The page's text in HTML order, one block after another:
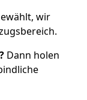
wir
Dann holen